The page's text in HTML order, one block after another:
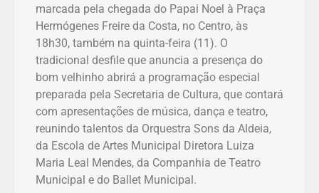
marcada pela chegada do Papai Noel à Praça
Hermógenes Freire da Costa, no Centro, às
18h30, também na quinta-feira (11). O
tradicional desfile que anuncia a presença do
bom velhinho abrirá a programação especial
preparada pela Secretaria de Cultura, que contará
com apresentações de música, dança e teatro,
reunindo talentos da Orquestra Sons da Aldeia,
da Escola de Artes Municipal Diretora Luiza
Maria Leal Mendes, da Companhia de Teatro
Municipal e do Ballet Municipal.